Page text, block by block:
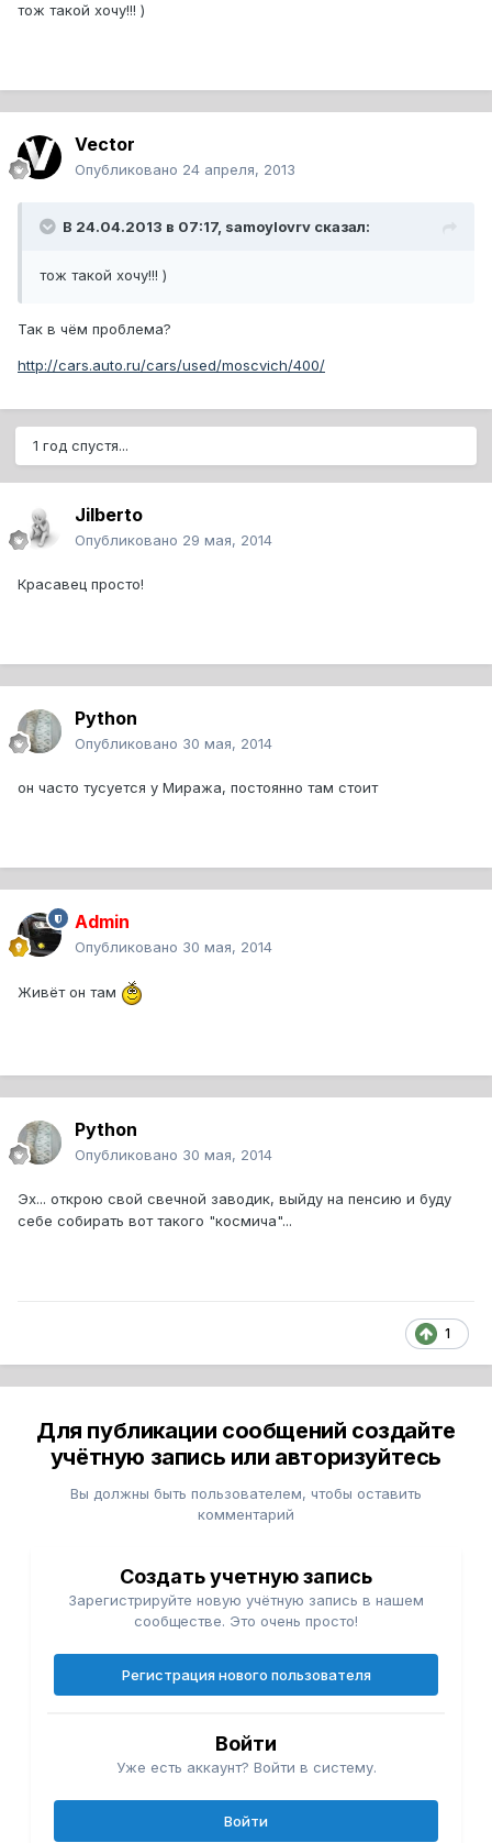
тож такой хочу!!! )
Vector
Опубликовано 24 апреля, 2013
В 24.04.2013 в 07:17, samoylovrv сказал:
тож такой хочу!!! )
Так в чём проблема?
http://cars.auto.ru/cars/used/moscvich/400/
1 год спустя...
Jilberto
Опубликовано 29 мая, 2014
Красавец просто!
Python
Опубликовано 30 мая, 2014
он часто тусуется у Миража, постоянно там стоит
Admin
Опубликовано 30 мая, 2014
Живёт он там
Python
Опубликовано 30 мая, 2014
Эх... открою свой свечной заводик, выйду на пенсию и буду
себе собирать вот такого "космича"...
1
Для публикации сообщений создайте
учётную запись или авторизуйтесь
Вы должны быть пользователем, чтобы оставить
комментарий
Создать учетную запись
Зарегистрируйте новую учётную запись в нашем
сообществе. Это очень просто!
Регистрация нового пользователя
Войти
Уже есть аккаунт? Войти в систему.
Войти